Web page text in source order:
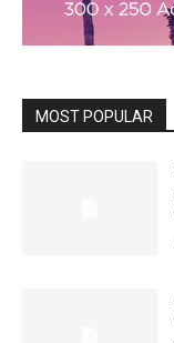
MOST POPULAR